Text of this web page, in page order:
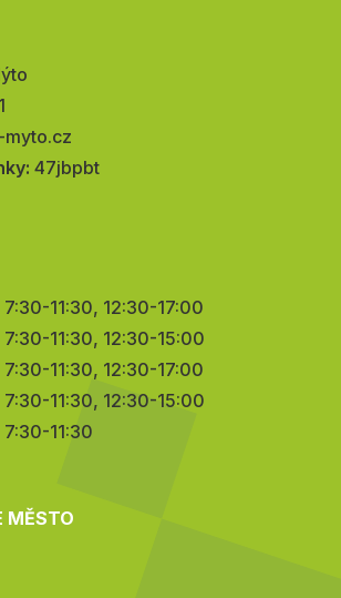
myto.cz
47jbpbt
7:30-11:30, 12:30-17:00
7:30-11:30, 12:30-15:00
7:30-11:30, 12:30-17:00
7:30-11:30, 12:30-15:00
7:30-11:30
MĚSTO